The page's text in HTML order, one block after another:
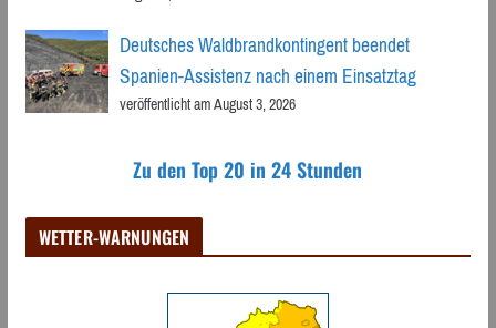
Deutsches Waldbrandkontingent beendet
Spanien-Assistenz nach einem Einsatztag
veröffentlicht am August 3, 2026
Zu den Top 20 in 24 Stunden
WETTER-WARNUNGEN